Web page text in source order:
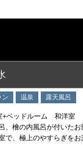
ン 温泉 露天風呂
+ベッドルーム 和洋室
、檜の内風呂が付いた
で、極上のやすらぎをお